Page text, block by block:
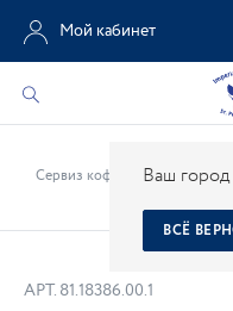
Ваш город
ВСЁ
Мой кабинет
Сервиз кофейный форма
АРТ. 81.18386.00.1